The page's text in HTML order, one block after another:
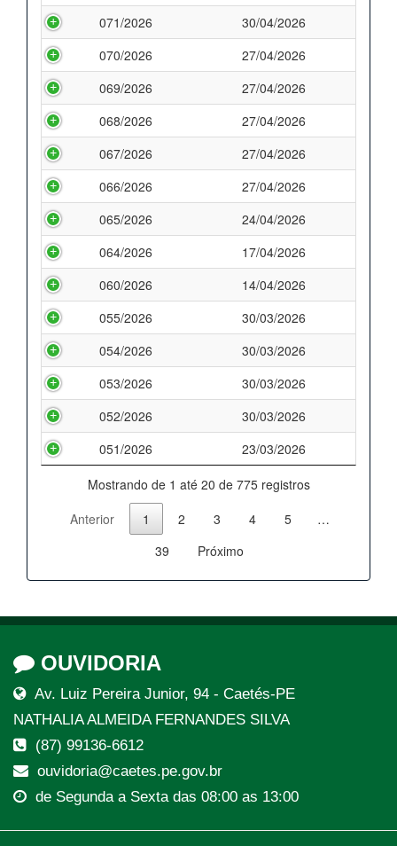
071/2026
30/04/2026
070/2026
27/04/2026
069/2026
27/04/2026
068/2026
27/04/2026
067/2026
27/04/2026
066/2026
27/04/2026
065/2026
24/04/2026
064/2026
17/04/2026
060/2026
14/04/2026
055/2026
30/03/2026
054/2026
30/03/2026
053/2026
30/03/2026
052/2026
30/03/2026
051/2026
23/03/2026
Mostrando de 1 até 20 de 775 registros
Anterior
1 2 3 4 5
…
39
Próximo
OUVIDORIA
Av. Luiz Pereira Junior, 94 - Caetés-PE
NATHALIA ALMEIDA FERNANDES SILVA
(87) 99136-6612
ouvidoria@caetes.pe.gov.br
de Segunda a Sexta das 08:00 as 13:00